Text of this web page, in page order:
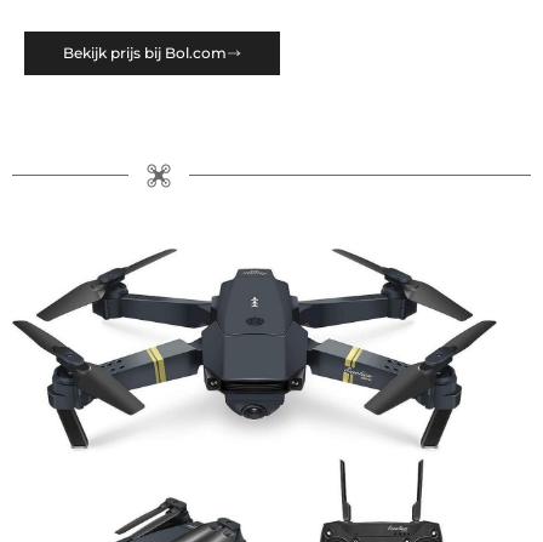
Bekijk prijs bij Bol.com